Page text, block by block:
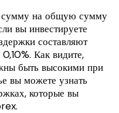
сумму на общую сумму
вы инвестируете
составляют
Как видите,
быть высокими при
вы можете узнать
которые вы